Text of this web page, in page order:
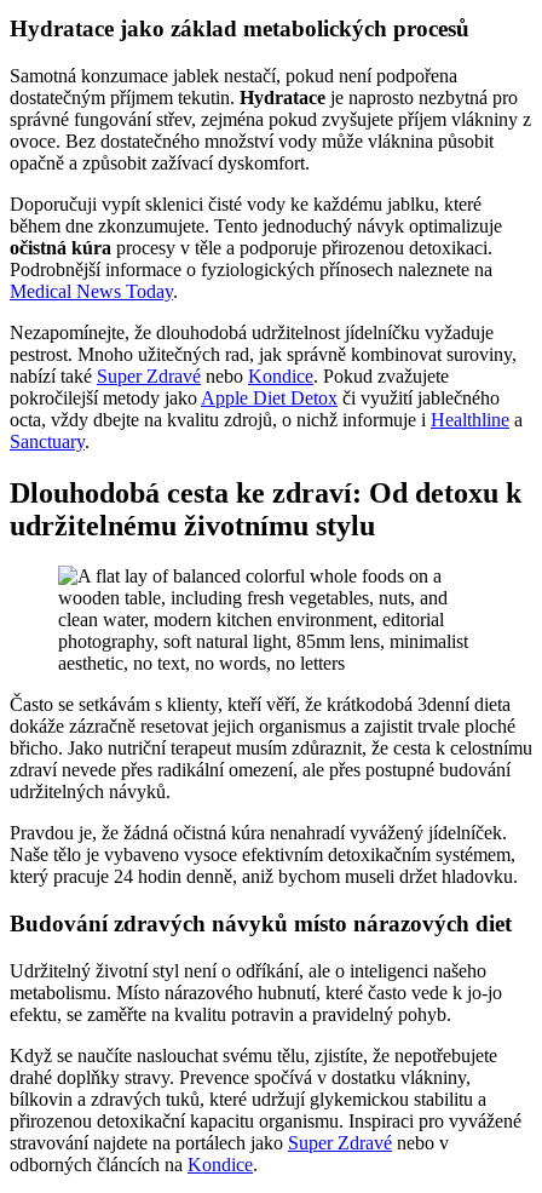
Hydratace jako základ metabolických procesů
Samotná konzumace jablek nestačí, pokud není podpořena
dostatečným příjmem tekutin. Hydratace je naprosto nezbytná pro
správné fungování střev, zejména pokud zvyšujete příjem vlákniny z
ovoce. Bez dostatečného množství vody může vláknina působit
opačně a způsobit zažívací dyskomfort.
Doporučuji vypít sklenici čisté vody ke každému jablku, které
během dne zkonzumujete. Tento jednoduchý návyk optimalizuje
očistná kúra procesy v těle a podporuje přirozenou detoxikaci.
Podrobnější informace o fyziologických přínosech naleznete na
Medical News Today.
Nezapomínejte, že dlouhodobá udržitelnost jídelníčku vyžaduje
pestrost. Mnoho užitečných rad, jak správně kombinovat suroviny,
nabízí také Super Zdravé nebo Kondice. Pokud zvažujete
pokročilejší metody jako Apple Diet Detox či využití jablečného
octa, vždy dbejte na kvalitu zdrojů, o nichž informuje i Healthline a
Sanctuary.
Dlouhodobá cesta ke zdraví: Od detoxu k
udržitelnému životnímu stylu
Často se setkávám s klienty, kteří věří, že krátkodobá 3denní dieta
dokáže zázračně resetovat jejich organismus a zajistit trvale ploché
břicho. Jako nutriční terapeut musím zdůraznit, že cesta k celostnímu
zdraví nevede přes radikální omezení, ale přes postupné budování
udržitelných návyků.
Pravdou je, že žádná očistná kúra nenahradí vyvážený jídelníček.
Naše tělo je vybaveno vysoce efektivním detoxikačním systémem,
který pracuje 24 hodin denně, aniž bychom museli držet hladovku.
Budování zdravých návyků místo nárazových diet
Udržitelný životní styl není o odříkání, ale o inteligenci našeho
metabolismu. Místo nárazového hubnutí, které často vede k jo-jo
efektu, se zaměřte na kvalitu potravin a pravidelný pohyb.
Když se naučíte naslouchat svému tělu, zjistíte, že nepotřebujete
drahé doplňky stravy. Prevence spočívá v dostatku vlákniny,
bílkovin a zdravých tuků, které udržují glykemickou stabilitu a
přirozenou detoxikační kapacitu organismu. Inspiraci pro vyvážené
stravování najdete na portálech jako Super Zdravé nebo v
odborných článcích na Kondice.